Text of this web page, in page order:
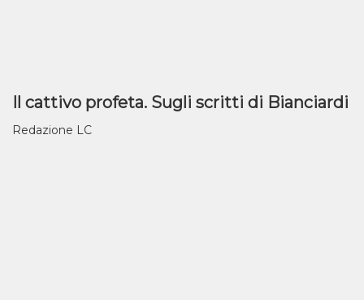
Il cattivo profeta. Sugli scritti di Bianciardi
Redazione LC